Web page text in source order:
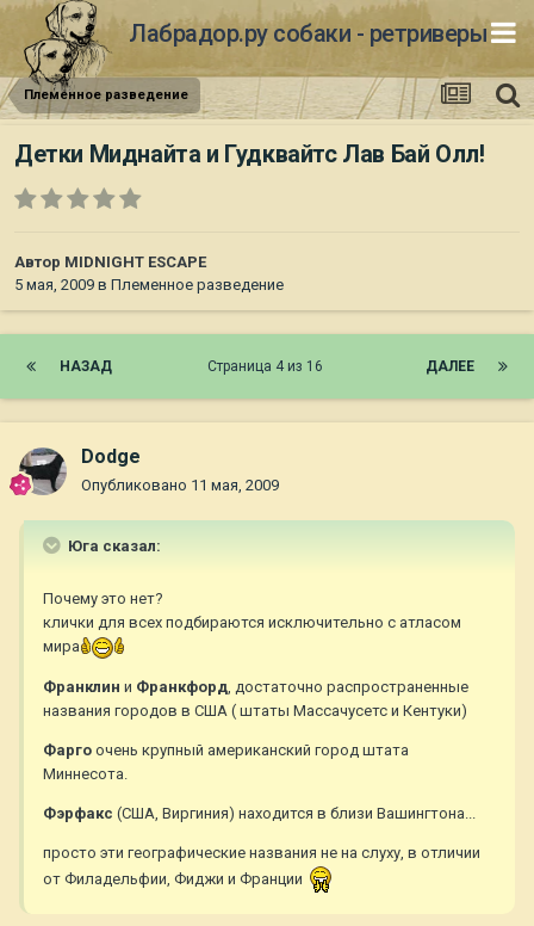
Лабрадор.ру собаки - ретриверы
Племенное разведение
Детки Миднайта и Гудквайтс Лав Бай Олл!
Автор MIDNIGHT ESCAPE
5 мая, 2009 в Племенное разведение
НАЗАД ДАЛЕЕ
Страница 4 из 16
Dodge
Опубликовано 11 мая, 2009
Юга сказал:
Почему это нет?
клички для всех подбираются исключительно с атласом
мира
Франклин и Франкфорд , достаточно распространенные
названия городов в США ( штаты Массачусетс и Кентуки)
Фарго очень крупный американский город штата
Миннесота.
Фэрфакс (США, Виргиния) находится в близи Вашингтона...
просто эти географические названия не на слуху, в отличии
от Филадельфии, Фиджи и Франции